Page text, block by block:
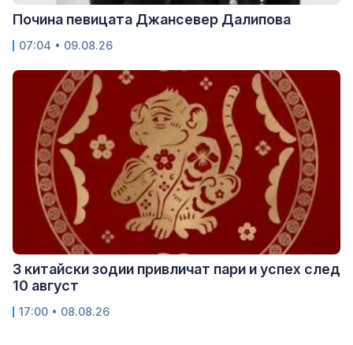
Почина певицата Джансевер Далипова
07:04 • 09.08.26
3 китайски зодии привличат пари и успех след
10 август
17:00 • 08.08.26